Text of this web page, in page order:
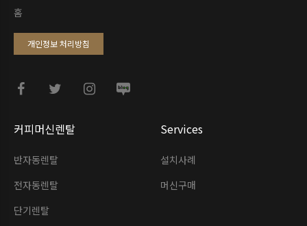
커피머신렌탈
반자동렌탈
전자동렌탈
단기렌탈
Services
설치사례
머신구매
홈
개인정보 처리방침